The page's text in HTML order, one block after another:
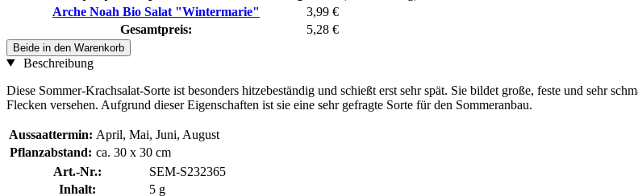
Arche Noah Bio Salat "Wintermarie"
3,99 €
Gesamtpreis:
5,28 €
Beide in den Warenkorb
Beschreibung
Diese Sommer-Krachsalat-Sorte ist besonders hitzebeständig und schießt erst sehr spät. Sie bildet große, feste und sehr
Flecken versehen. Aufgrund dieser Eigenschaften ist sie eine sehr gefragte Sorte für den Sommeranbau.
Aussaattermin: April, Mai, Juni, August
Pflanzabstand: ca. 30 x 30 cm
Art.-Nr.:
SEM-S232365
Inhalt:
5 g